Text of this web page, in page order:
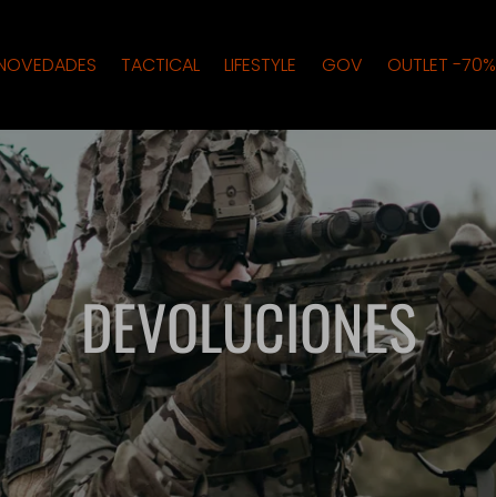
TACTICAL LIFESTYLE GOV OUTLET -70%
DEVOLUCIONES